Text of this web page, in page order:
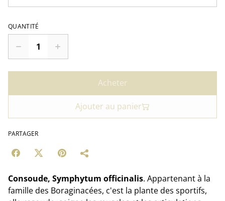
QUANTITÉ
Acheter
Ajouter au panier
PARTAGER
Consoude, Symphytum officinalis. Appartenant à la
famille des Boraginacées, c'est la plante des sportifs,